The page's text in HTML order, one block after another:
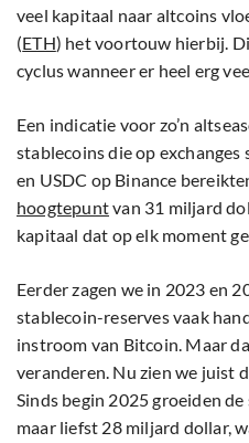
veel kapitaal naar altcoins
(ETH) het voortouw hierbij.
cyclus wanneer er heel erg
Een indicatie voor zo’n
stablecoins die op exchanges
en USDC op Binance
hoogtepuntvan 31 miljard
kapitaal dat op elk moment
Eerder zagen we in 2023 en
stablecoin-reserves vaak
instroom van Bitcoin. Maar
veranderen. Nu zien we juist
Sinds begin 2025 groeiden
maar liefst 28 miljard dollar,